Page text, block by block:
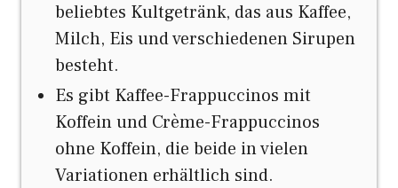
beliebtes Kultgetränk, das aus Kaffee,
Milch, Eis und verschiedenen Sirupen
besteht.
Es gibt Kaffee-Frappuccinos mit
Koffein und Crème-Frappuccinos
ohne Koffein, die beide in vielen
Variationen erhältlich sind.